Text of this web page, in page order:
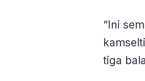
“Ini
tiga